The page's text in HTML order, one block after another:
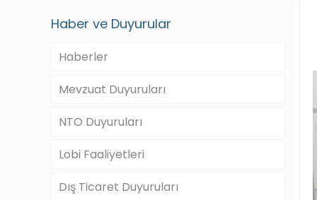
Haber ve Duyurular
Haberler
Mevzuat Duyuruları
NTO Duyuruları
Lobi Faaliyetleri
Dış Ticaret Duyuruları